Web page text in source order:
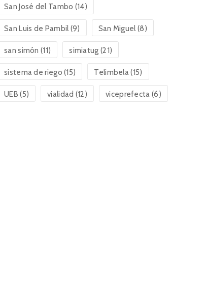
San José del Tambo (14)
San Luis de Pambil(9) San Miguel(8)
san simón (11) simiatug (21)
sistema de riego (15) Telimbela(15)
UEB (5) vialidad (12) viceprefecta (6)